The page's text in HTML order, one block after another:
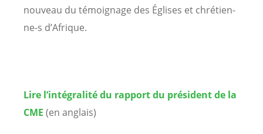
nouveau du témoignage des Églises et chrétien-
ne-s d’Afrique.
Lire l’intégralité du rapport du président de la
CME (en anglais)